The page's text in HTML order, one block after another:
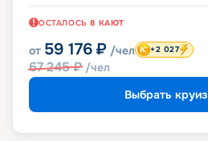
ОСТАЛОСЬ 8 КАЮТ
от 59 176 ₽ /чел
67 245₽ /чел
+2 027
Выбрать круиз